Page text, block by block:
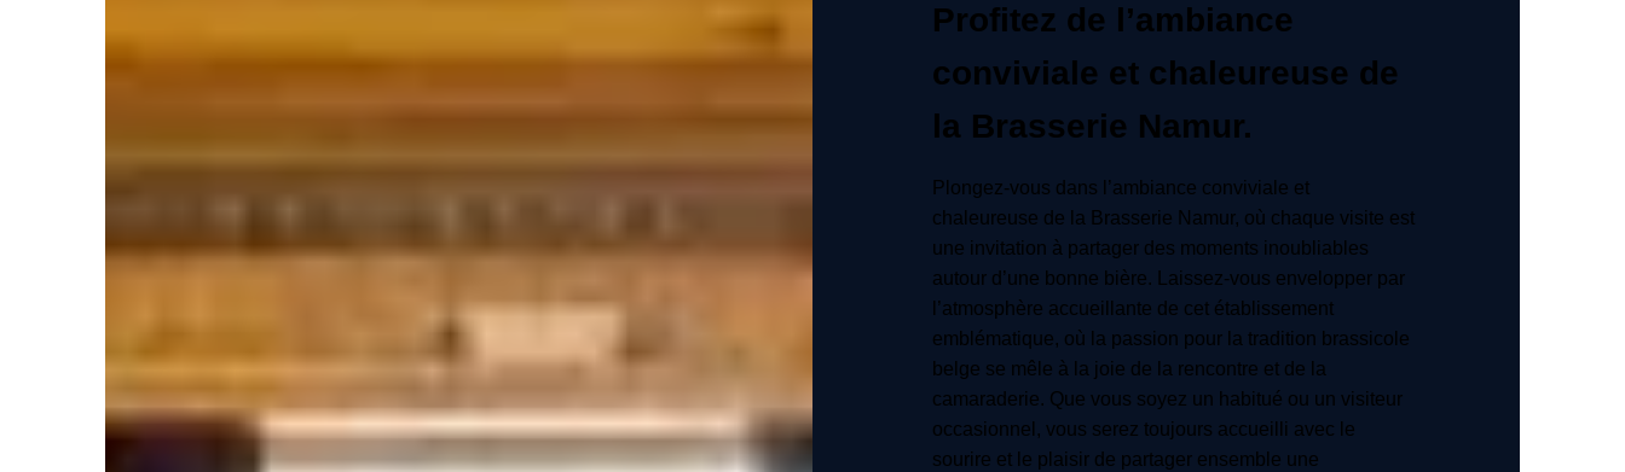
Profitez de l’ambiance
conviviale et chaleureuse de
la Brasserie Namur.
Plongez-vous dans l’ambiance conviviale et
chaleureuse de la Brasserie Namur, où chaque visite est
une invitation à partager des moments inoubliables
autour d’une bonne bière. Laissez-vous envelopper par
l’atmosphère accueillante de cet établissement
emblématique, où la passion pour la tradition brassicole
belge se mêle à la joie de la rencontre et de la
camaraderie. Que vous soyez un habitué ou un visiteur
occasionnel, vous serez toujours accueilli avec le
sourire et le plaisir de partager ensemble une